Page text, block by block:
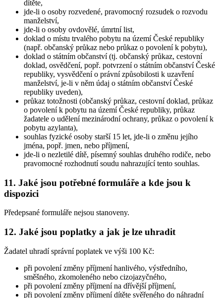
dítěte,
jde-li o osoby rozvedené, pravomocný rozsudek o rozvodu
manželství,
jde-li o osoby ovdovělé, úmrtní list,
doklad o místu trvalého pobytu na území České republiky
(např. občanský průkaz nebo průkaz o povolení k pobytu),
doklad o státním občanství (tj. občanský průkaz, cestovní
doklad, osvědčení, popř. potvrzení o státním občanství České
republiky, vysvědčení o právní způsobilosti k uzavření
manželství, je-li v něm údaj o státním občanství České
republiky uveden),
průkaz totožnosti (občanský průkaz, cestovní doklad, průkaz
o povolení k pobytu na území České republiky, průkaz
žadatele o udělení mezinárodní ochrany, průkaz o povolení k
pobytu azylanta),
souhlas fyzické osoby starší 15 let, jde-li o změnu jejího
jména, popř. jmen, nebo příjmení,
jde-li o nezletilé dítě, písemný souhlas druhého rodiče, nebo
pravomocné rozhodnutí soudu nahrazující tento souhlas.
11. Jaké jsou potřebné formuláře a kde jsou k
dispozici
Předepsané formuláře nejsou stanoveny.
12. Jaké jsou poplatky a jak je lze uhradit
Žadatel uhradí správní poplatek ve výši 100 Kč:
při povolení změny příjmení hanlivého, výstředního,
směšného, zkomoleného nebo cizojazyčného,
při povolení změny příjmení na dřívější příjmení,
při povolení změny příjmení dítěte svěřeného do náhradní